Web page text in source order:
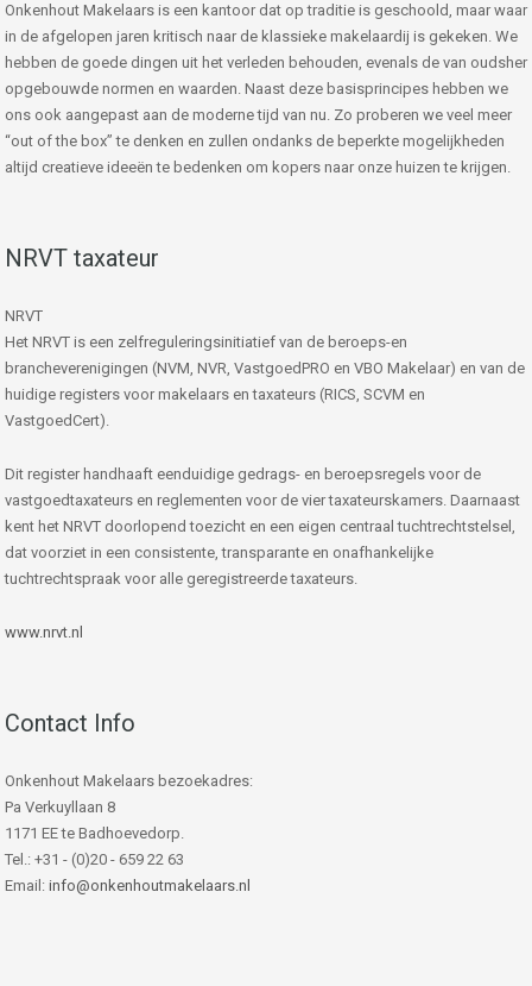
Onkenhout Makelaars is een kantoor dat op traditie is geschoold, maar waar
in de afgelopen jaren kritisch naar de klassieke makelaardij is gekeken. We
hebben de goede dingen uit het verleden behouden, evenals de van oudsher
opgebouwde normen en waarden. Naast deze basisprincipes hebben we
ons ook aangepast aan de moderne tijd van nu. Zo proberen we veel meer
“out of the box” te denken en zullen ondanks de beperkte mogelijkheden
altijd creatieve ideeën te bedenken om kopers naar onze huizen te krijgen.
NRVT taxateur
NRVT
Het NRVT is een zelfreguleringsinitiatief van de beroeps-en
brancheverenigingen (NVM, NVR, VastgoedPRO en VBO Makelaar) en van de
huidige registers voor makelaars en taxateurs (RICS, SCVM en
VastgoedCert).
Dit register handhaaft eenduidige gedrags- en beroepsregels voor de
vastgoedtaxateurs en reglementen voor de vier taxateurskamers. Daarnaast
kent het NRVT doorlopend toezicht en een eigen centraal tuchtrechtstelsel,
dat voorziet in een consistente, transparante en onafhankelijke
tuchtrechtspraak voor alle geregistreerde taxateurs.
www.nrvt.nl
Contact Info
Onkenhout Makelaars bezoekadres:
Pa Verkuyllaan 8
1171 EE te Badhoevedorp.
Tel.: +31 - (0)20 - 659 22 63
Email: info@onkenhoutmakelaars.nl